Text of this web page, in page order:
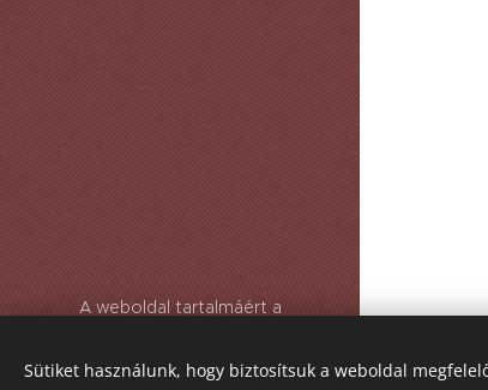
A weboldal tartalmáért a
Az oldalt aWebnodeműködteti
Sütiket használunk, hogy biztosítsuk a weboldal